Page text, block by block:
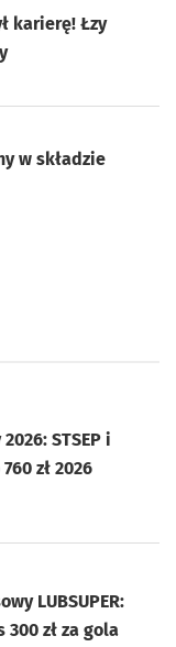
karierę! Łzy
w składzie
STSEP i
zł 2026
LUBSUPER:
300 zł za gola